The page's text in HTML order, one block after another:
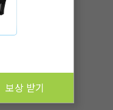
보상 받기